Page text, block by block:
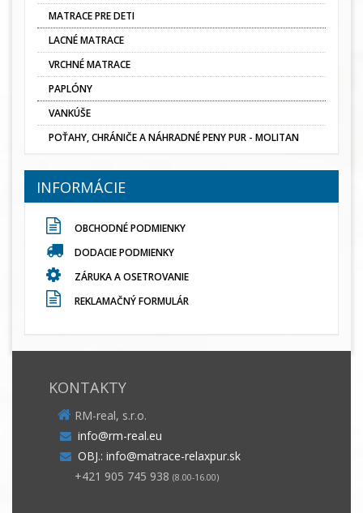
MATRACE PRE DETI
LACNÉ MATRACE
VRCHNÉ MATRACE
PAPLÓNY
VANKÚŠE
POŤAHY, CHRÁNIČE A NÁHRADNÉ PENY PUR - MOLITAN
INFORMÁCIE
OBCHODNÉ PODMIENKY
DODACIE PODMIENKY
ZÁRUKA A OSETROVANIE
REKLAMAČNÝ FORMULÁR
KONTAKTY
RM-real, s.r.o.
info@rm-real.eu
OBJ.: info@matrace-relaxpur.sk
+421 905 745 938 (8.00-16.00)